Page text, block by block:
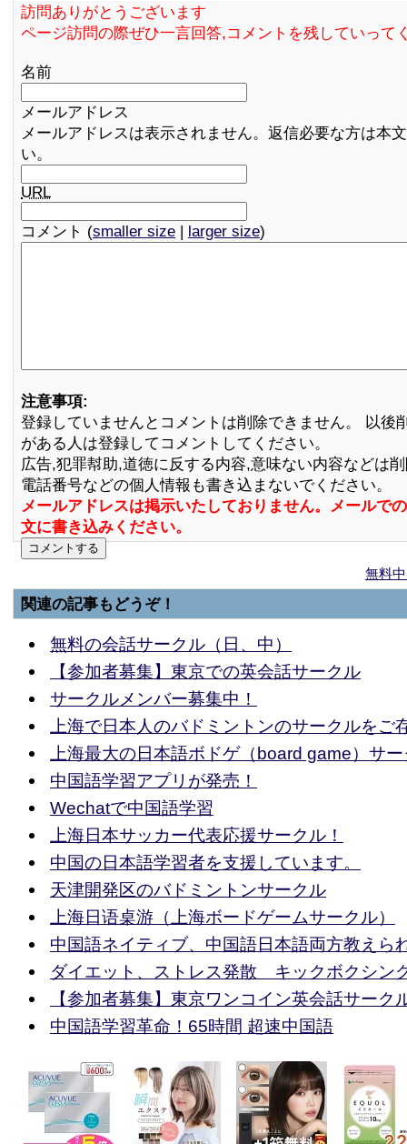
訪問ありがとうございます
ページ訪問の際ぜひ一言回答,コメントを残していって
名前
メールアドレス
メールアドレスは表示されません。返信必要な方は本
い。
URL
コメント (smaller size | larger size)
注意事項:
登録していませんとコメントは削除できません。 以後
がある人は登録してコメントしてください。
広告,犯罪幇助,道徳に反する内容,意味ない内容などは
電話番号などの個人情報も書き込まないでください。
メールアドレスは掲示いたしておりません。メールで
文に書き込みください。
無料
関連の記事もどうぞ！
無料の会話サークル（日、中）
【参加者募集】東京での英会話サークル
サークルメンバー募集中！
上海で日本人のバドミントンのサークルをご
上海最大の日本語ボドゲ（board game）サ
中国語学習アプリが発売！
Wechatで中国語学習
上海日本サッカー代表応援サークル！
中国の日本語学習者を支援しています。
天津開発区のバドミントンサークル
上海日语桌游（上海ボードゲームサークル）
中国語ネイティブ、中国語日本語両方教えら
ダイエット、ストレス発散 キックボクシン
【参加者募集】東京ワンコイン英会話サーク
中国語学習革命！65時間 超速中国語